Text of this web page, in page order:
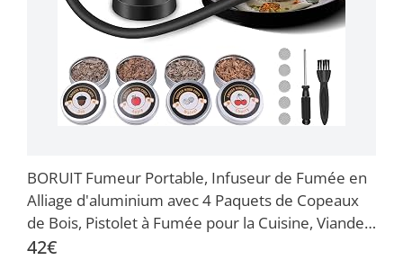
BORUIT Fumeur Portable, Infuseur de Fumée en
Alliage d'aluminium avec 4 Paquets de Copeaux
de Bois, Pistolet à Fumée pour la Cuisine, Viande,
Saumon, Cocktails, Fromage, Barbecue (noir)
42€